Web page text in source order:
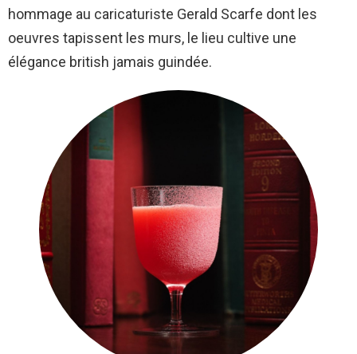
hommage au caricaturiste Gerald Scarfe dont les
oeuvres tapissent les murs, le lieu cultive une
élégance british jamais guindée.